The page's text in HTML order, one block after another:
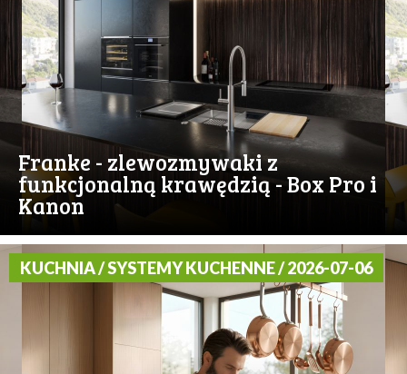
Franke - zlewozmywaki z
funkcjonalną krawędzią - Box Pro i
Kanon
KUCHNIA / SYSTEMY KUCHENNE / 2026-07-06